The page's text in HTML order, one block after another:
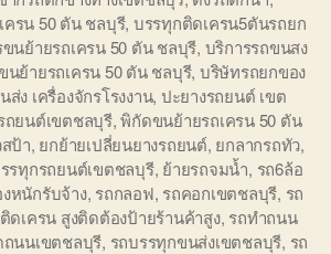
รน 50 ตัน ชลบุรี, บรรทุกติดเครน5ตันรถยก
นย้ายรถเครน 50 ตัน ชลบุรี, บริการรถขนสง
นย้ายรถเครน 50 ตัน ชลบุรี, บริษัทรถยกของ
ง เครื่องจักรโรงงาน, ปะยางรถยนต์ เขต
ถยนต์เขตชลบุรี,พิกัดขนย้ายรถเครน 50 ตัน
ป้า, ยกย้ายเปลี่ยนยางรถยนต์, ยกลากรถทัว,
รทุกรถยนต์เขตชลบุรี, ย้ายรถจมน้ำ, รถ6ล้อ
หนักรับจ้าง, รถกลอฟ, รถคอกเขตชลบุรี, รถ
ดเครน สูงติดต้องป้ายร้านค้าสูง, รถทำถนน
ถนนเขตชลบุรี, รถบรรทุกขนส่งเขตชลบุรี, รถ